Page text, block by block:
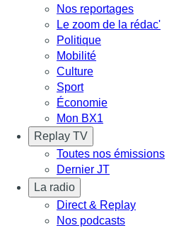
Nos reportages
Le zoom de la rédac'
Politique
Mobilité
Culture
Sport
Économie
Mon BX1
Replay TV
Toutes nos émissions
Dernier JT
La radio
Direct & Replay
Nos podcasts